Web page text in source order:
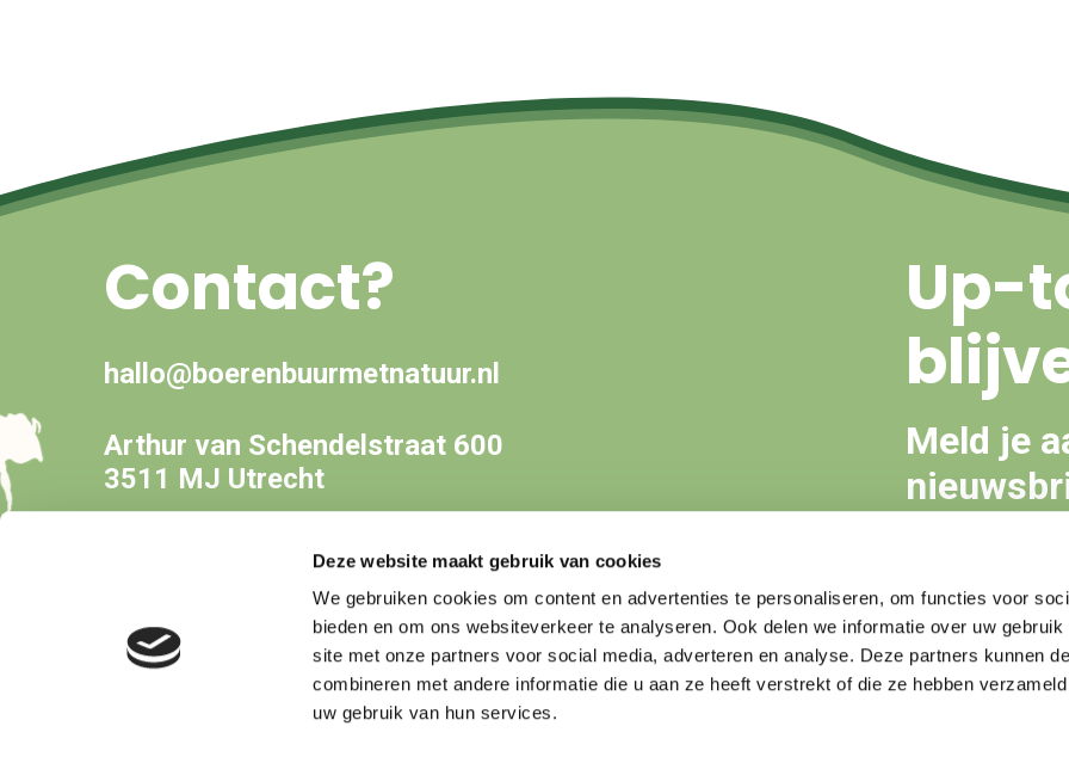
Deze website maakt gebruik van cookies
We gebruiken cookies om content en advertenties te personaliseren, om functies voor
bieden en om ons websiteverkeer te analyseren. Ook delen we informatie over uw gebruik
site met onze partners voor social media, adverteren en analyse. Deze partners kunnen
combineren met andere informatie die u aan ze heeft verstrekt of die ze hebben
uw gebruik van hun services.
Contact?
hallo@boerenbuurmetnatuur.nl
Arthur van Schendelstraat 600
3511 MJ Utrecht
Up-
Meld je